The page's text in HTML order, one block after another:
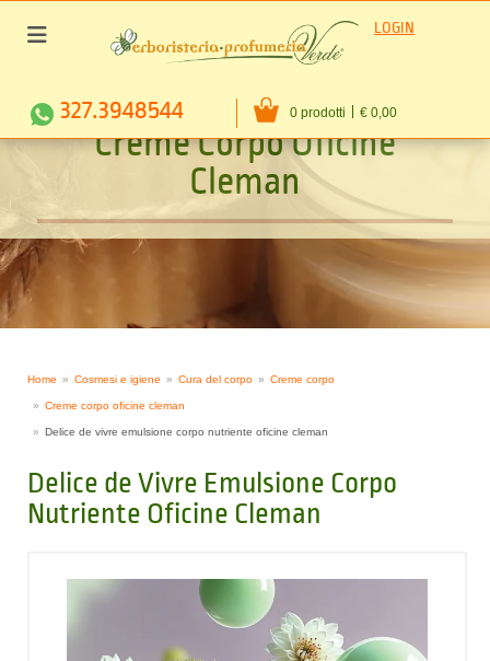
LOGIN
327.3948544 0 prodotti € 0,00
CremeCorpoOficine
Cleman
Home Cosmesi e igiene Cura del corpo Creme corpo
Creme corpo oficine cleman
Delice de vivre emulsione corpo nutriente oficine cleman
Delice de Vivre Emulsione Corpo
Nutriente Oficine Cleman